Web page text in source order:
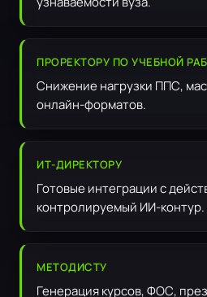
ПРОРЕКТОРУ ПО УЧЕБНОЙ
Снижение нагрузки ППС,
онлайн-форматов.
ИТ-ДИРЕКТОРУ
Готовые интеграции с
контролируемый ИИ-контур.
МЕТОДИСТУ
Генерация курсов, ФОС,